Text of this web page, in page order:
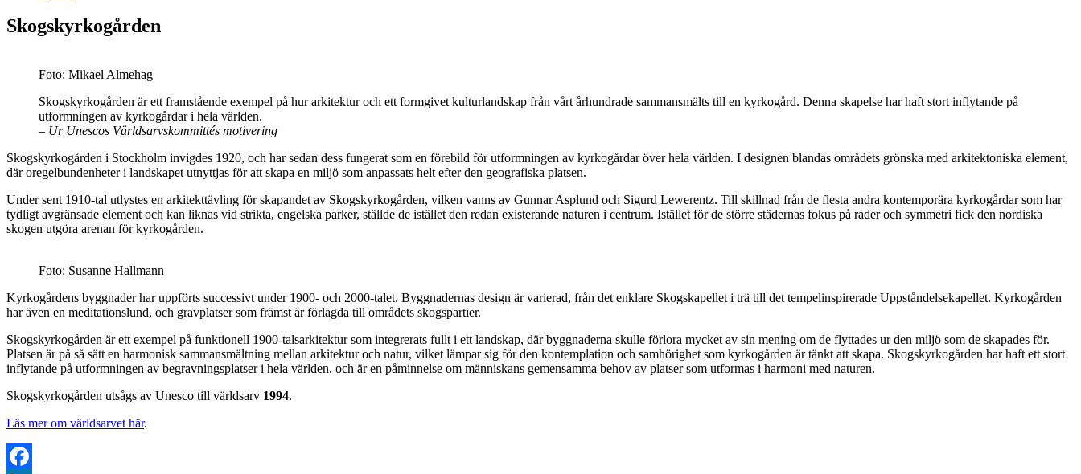
Skogskyrkogården
Foto: Mikael Almehag
Skogskyrkogården är ett framstående exempel på hur arkitektur och ett formgivet kulturlandskap från vårt århundrade sammansmälts till en kyrkogård. Denna skapelse har haft stort inflytande på
utformningen av kyrkogårdar i hela världen.
– Ur Unescos Världsarvskommittés motivering
Skogskyrkogården i Stockholm invigdes 1920, och har sedan dess fungerat som en förebild för utformningen av kyrkogårdar över hela världen. I designen blandas områdets grönska med arkitektoniska element,
där oregelbundenheter i landskapet utnyttjas för att skapa en miljö som anpassats helt efter den geografiska platsen.
Under sent 1910-tal utlystes en arkitekttävling för skapandet av Skogskyrkogården, vilken vanns av Gunnar Asplund och Sigurd Lewerentz. Till skillnad från de flesta andra kontemporära kyrkogårdar som har
tydligt avgränsade element och kan liknas vid strikta, engelska parker, ställde de istället den redan existerande naturen i centrum. Istället för de större städernas fokus på rader och symmetri fick den nordiska
skogen utgöra arenan för kyrkogården.
Foto: Susanne Hallmann
Kyrkogårdens byggnader har uppförts successivt under 1900- och 2000-talet. Byggnadernas design är varierad, från det enklare Skogskapellet i trä till det tempelinspirerade Uppståndelsekapellet. Kyrkogården
har även en meditationslund, och gravplatser som främst är förlagda till områdets skogspartier.
Skogskyrkogården är ett exempel på funktionell 1900-talsarkitektur som integrerats fullt i ett landskap, där byggnaderna skulle förlora mycket av sin mening om de flyttades ur den miljö som de skapades för.
Platsen är på så sätt en harmonisk sammansmältning mellan arkitektur och natur, vilket lämpar sig för den kontemplation och samhörighet som kyrkogården är tänkt att skapa. Skogskyrkogården har haft ett stort
inflytande på utformningen av begravningsplatser i hela världen, och är en påminnelse om människans gemensamma behov av platser som utformas i harmoni med naturen.
Skogskyrkogården utsågs av Unesco till världsarv 1994.
Läs mer om världsarvet här.